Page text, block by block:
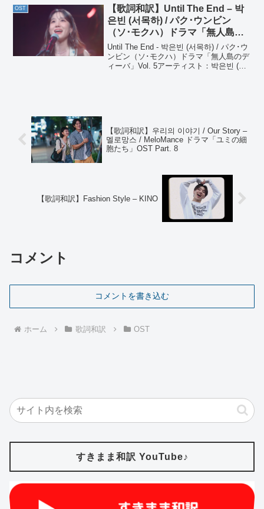
のディーバ...
OST
【歌詞和訳】Until The End – 박
은빈 (서목하) / パク･ウンビン
（ソ･モクハ）ドラマ「無人島の
ディーバ」Vol. 5
Until The End - 박은빈 (서목하) / パク･ウ
ンビン（ソ･モクハ）ドラマ「無人島のデ
ィーバ」Vol. 5アーティスト：박은빈 (서
【歌詞和訳】우리의 이야기 / Our Story –
멜로망스 / MeloMance ドラマ「ユミの細
胞たち」OST Part. 8
【歌詞和訳】Fashion Style – KINO
コメント
コメントを書き込む
ホーム 歌詞和訳 OST
すきまま和訳 YouTube♪